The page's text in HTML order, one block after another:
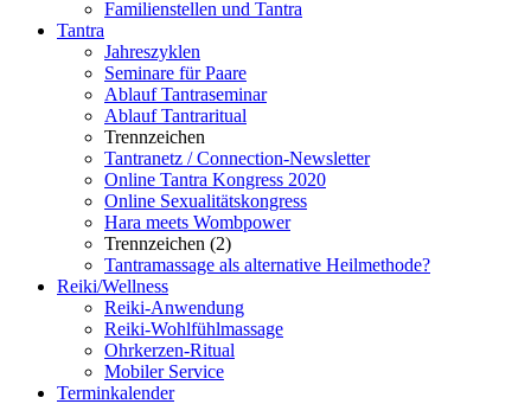
Familienstellen und Tantra
Tantra
Jahreszyklen
Seminare für Paare
Ablauf Tantraseminar
Ablauf Tantraritual
Trennzeichen
Tantranetz / Connection-Newsletter
Online Tantra Kongress 2020
Online Sexualitätskongress
Hara meets Wombpower
Trennzeichen (2)
Tantramassage als alternative Heilmethode?
Reiki/Wellness
Reiki-Anwendung
Reiki-Wohlfühlmassage
Ohrkerzen-Ritual
Mobiler Service
Terminkalender